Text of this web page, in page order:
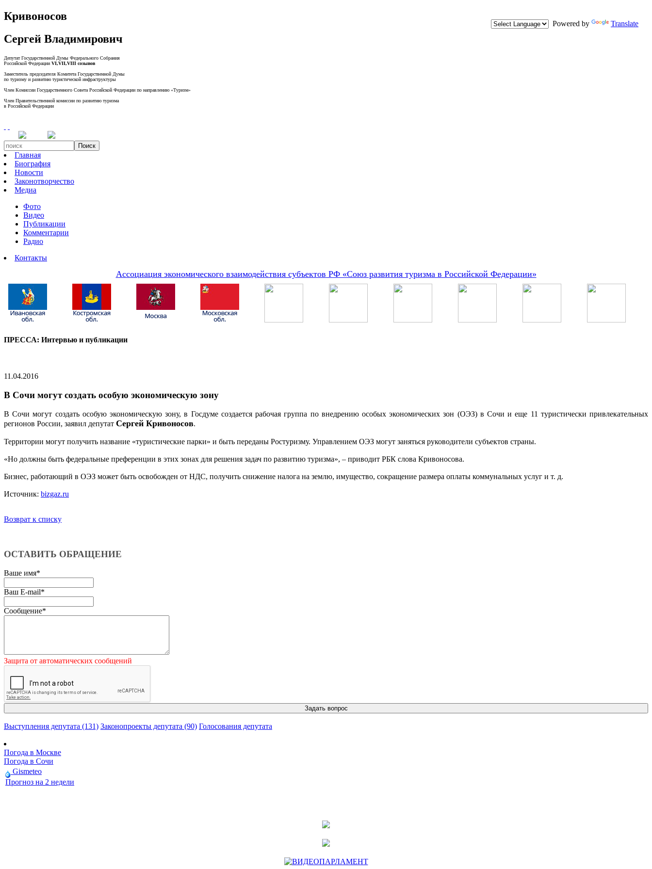
Powered by Translate
Кривоносов
Сергей Владимирович
Депутат Государственной Думы Федерального Собрания
Российской Федерации VI,VII,VIII созывов
Заместитель председателя Комитета Государственной Думы
по туризму и развитию туристической инфраструктуры
Член Комиссии Государственного Совета Российской Федерации по направлению «Туризм»
Член Правительственной комиссии по развитию туризма
в Российской Федерации
Поиск
Главная
Биография
Новости
Законотворчество
Медиа
Фото
Видео
Публикации
Комментарии
Радио
Контакты
Ассоциация экономического взаимодействия субъектов РФ «Союз развития туризма в Российской Федерации»
ПРЕССА: Интервью и публикации
11.04.2016
В Сочи могут создать особую экономическую зону
В Сочи могут создать особую экономическую зону, в Госдуме создается рабочая группа по внедрению особых экономических зон (ОЭЗ) в Сочи и еще 11 туристически привлекательных
регионов России, заявил депутат Сергей Кривоносов.
Территории могут получить название «туристические парки» и быть переданы Ростуризму. Управлением ОЭЗ могут заняться руководители субъектов страны.
«Но должны быть федеральные преференции в этих зонах для решения задач по развитию туризма», – приводит РБК слова Кривоносова.
Бизнес, работающий в ОЭЗ может быть освобожден от НДС, получить снижение налога на землю, имущество, сокращение размера оплаты коммунальных услуг и т. д.
Источник: bizgaz.ru
Возврат к списку
ОСТАВИТЬ ОБРАЩЕНИЕ
Ваше имя*
Ваш E-mail*
Сообщение*
Защита от автоматических сообщений
Выступления депутата (131) Законопроекты депутата (90) Голосования депутата
Погода в Москве
Погода в Сочи
Gismeteo
Прогноз на 2 недели